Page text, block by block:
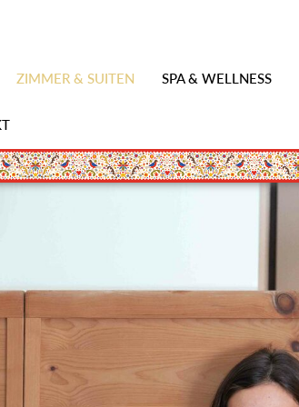
ZIMMER & SUITEN SPA & WELLNESS